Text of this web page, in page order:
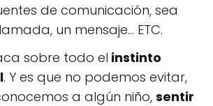
de comunicación, sea
un mensaje... ETC.
sobre todo el instinto
. Y es que no podemos evitar,
a algún niño, sentir